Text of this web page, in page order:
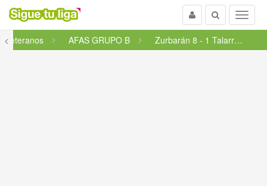
Menu
Buscar
Usuario
<Veteranos AFAS GRUPO B Zurbarán 8 - 1 Talarrubias